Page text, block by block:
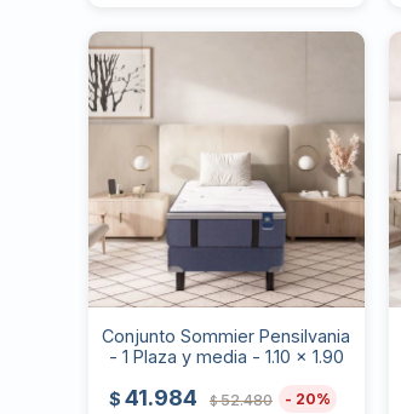
Conjunto Sommier Pensilvania
- 1 Plaza y media - 1.10 x 1.90
$ 41.984 $ 52.480 20